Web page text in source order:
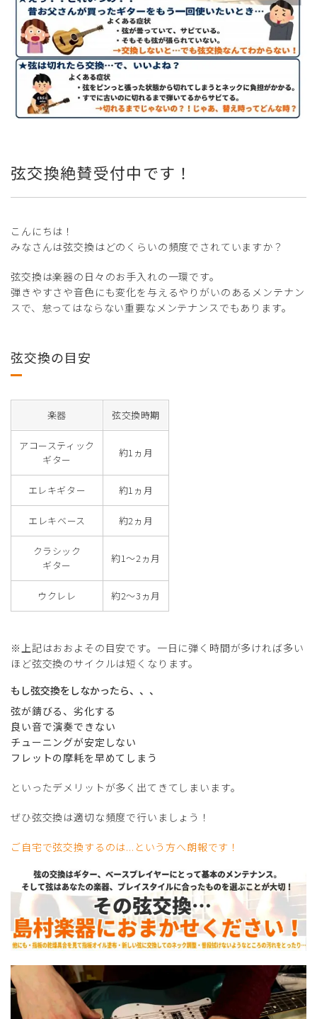
弦交換絶賛受付中です！
こんにちは！
みなさんは弦交換はどのくらいの頻度でされていますか？
弦交換は楽器の日々のお手入れの一環です。
弾きやすさや音色にも変化を与えるやりがいのあるメンテナン
スで、怠ってはならない重要なメンテナンスでもあります。
弦交換の目安
楽器 弦交換時期
アコースティック
ギター
約1ヵ月
エレキギター 約1ヵ月
エレキベース 約2ヵ月
クラシック
ギター
約1～2ヵ月
ウクレレ 約2～3ヵ月
※上記はおおよその目安です。一日に弾く時間が多ければ多い
ほど弦交換のサイクルは短くなります。
もし弦交換をしなかったら、、、
弦が錆びる、劣化する
良い音で演奏できない
チューニングが安定しない
フレットの摩耗を早めてしまう
といったデメリットが多く出てきてしまいます。
ぜひ弦交換は適切な頻度で行いましょう！
ご自宅で弦交換するのは...という方へ朗報です！